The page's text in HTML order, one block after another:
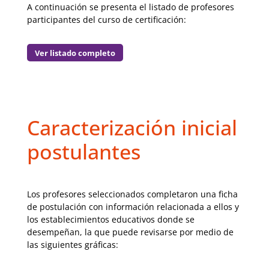
A continuación se presenta el listado de profesores
participantes del curso de certificación:
Ver listado completo
Caracterización inicial
postulantes
Los profesores seleccionados completaron una ficha
de postulación con información relacionada a ellos y
los establecimientos educativos donde se
desempeñan, la que puede revisarse por medio de
las siguientes gráficas: